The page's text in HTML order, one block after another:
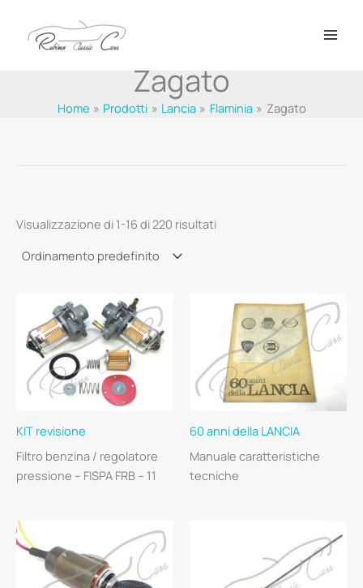
contenuto
Zagato
Home Prodotti Lancia Flaminia Zagato
Visualizzazione di 1-16 di 220 risultati
KIT revisione
Filtro benzina / regolatore
pressione – FISPA FRB – 11
60 anni della LANCIA
Manuale caratteristiche
tecniche